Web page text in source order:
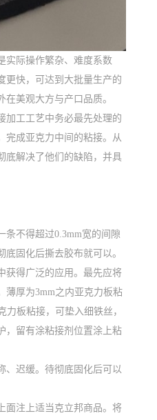
实际操作繁杂、难度系数
更快，可达到大批量生产的
美观大方与产口品质。
加工工艺中务必最先处理的
完成亚克力中间的粘接。从
底解决了他们的缺陷，并具
不得超过0.3mm宽的间隙
固化后撕去胶布就可以。
获得广泛的应用。最先应将
薄厚为3mm之内亚克力板粘
板粘接，可垫入细铁丝，
，留有涂粘接剂位置涂上粘
、迟缓。待彻底固化后可以
面注上适当克立邦商品。将